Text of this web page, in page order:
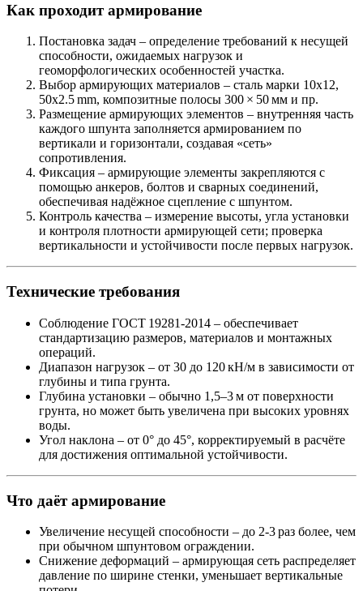
Как проходит армирование
Постановка задач – определение требований к несущей
способности, ожидаемых нагрузок и
геоморфологических особенностей участка.
Выбор армирующих материалов – сталь марки 10х12,
50х2.5 mm, композитные полосы 300 × 50 мм и пр.
Размещение армирующих элементов – внутренняя часть
каждого шпунта заполняется армированием по
вертикали и горизонтали, создавая «сеть»
сопротивления.
Фиксация – армирующие элементы закрепляются с
помощью анкеров, болтов и сварных соединений,
обеспечивая надёжное сцепление с шпунтом.
Контроль качества – измерение высоты, угла установки
и контроля плотности армирующей сети; проверка
вертикальности и устойчивости после первых нагрузок.
Технические требования
Соблюдение ГОСТ 19281‑2014 – обеспечивает
стандартизацию размеров, материалов и монтажных
операций.
Диапазон нагрузок – от 30 до 120 кН/м в зависимости от
глубины и типа грунта.
Глубина установки – обычно 1,5–3 м от поверхности
грунта, но может быть увеличена при высоких уровнях
воды.
Угол наклона – от 0° до 45°, корректируемый в расчёте
для достижения оптимальной устойчивости.
Что даёт армирование
Увеличение несущей способности – до 2‑3 раз более, чем
при обычном шпунтовом ограждении.
Снижение деформаций – армирующая сеть распределяет
давление по ширине стенки, уменьшает вертикальные